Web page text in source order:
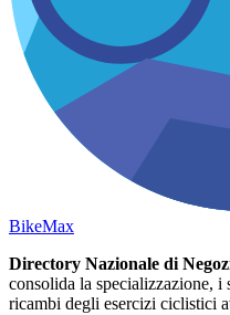
BikeMax
Directory Nazionale di
consolida la specializzazione,
ricambi degli esercizi ciclistici